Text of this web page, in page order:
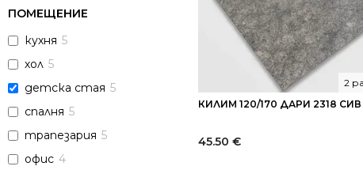
ПОМЕЩЕНИЕ
кухня 5
хол 5
детска стая 5
спалня 5
трапезария 5
офис 4
КИЛИМ 120/170 ДАРИ 2318 СИВ
2
45.50 €